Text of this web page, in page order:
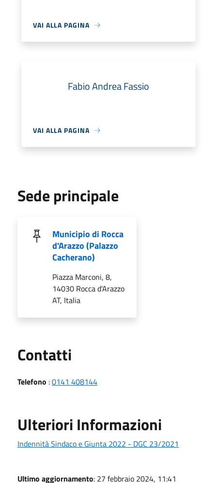
VAI ALLA PAGINA
Fabio Andrea Fassio
VAI ALLA PAGINA
Sede principale
Municipio di Rocca
d'Arazzo (Palazzo
Cacherano)
Piazza Marconi, 8,
14030 Rocca d'Arazzo
AT, Italia
Contatti
Telefono :0141 408144
Ulteriori Informazioni
Indennità Sindaco e Giunta 2022 - DGC 23/2021
Ultimo aggiornamento: 27 febbraio 2024, 11:41